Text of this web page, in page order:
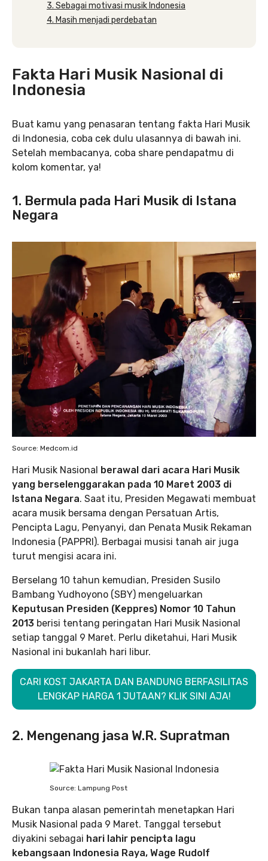
3. Sebagai motivasi musik Indonesia
4. Masih menjadi perdebatan
Fakta Hari Musik Nasional di
Indonesia
Buat kamu yang penasaran tentang fakta Hari Musik
di Indonesia, coba cek dulu ulasannya di bawah ini.
Setelah membacanya, coba share pendapatmu di
kolom komentar, ya!
1. Bermula pada Hari Musik di Istana
Negara
Source: Medcom.id
Hari Musik Nasional berawal dari acara Hari Musik
yang berselenggarakan pada 10 Maret 2003 di
Istana Negara. Saat itu, Presiden Megawati membuat
acara musik bersama dengan Persatuan Artis,
Pencipta Lagu, Penyanyi, dan Penata Musik Rekaman
Indonesia (PAPPRI). Berbagai musisi tanah air juga
turut mengisi acara ini.
Berselang 10 tahun kemudian, Presiden Susilo
Bambang Yudhoyono (SBY) mengeluarkan
Keputusan Presiden (Keppres) Nomor 10 Tahun
2013 berisi tentang peringatan Hari Musik Nasional
setiap tanggal 9 Maret. Perlu diketahui, Hari Musik
Nasional ini bukanlah hari libur.
CARI KOST JAKARTA DAN BANDUNG BERFASILITAS
LENGKAP HARGA 1 JUTAAN? KLIK SINI AJA!
2. Mengenang jasa W.R. Supratman
Source: Lampung Post
Bukan tanpa alasan pemerintah menetapkan Hari
Musik Nasional pada 9 Maret. Tanggal tersebut
diyakini sebagai hari lahir pencipta lagu
kebangsaan Indonesia Raya, Wage Rudolf